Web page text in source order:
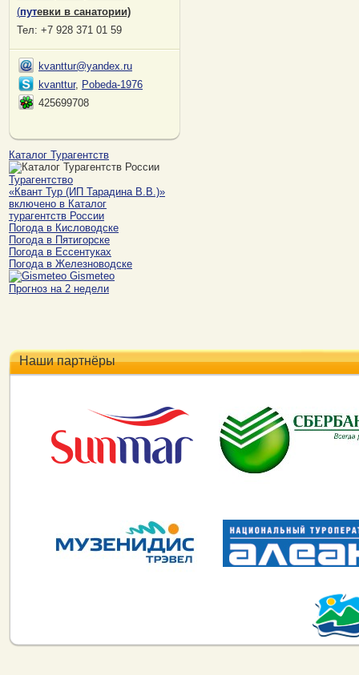
(путевки в санатории)
Тел: +7 928 371 01 59
kvanttur@yandex.ru
kvanttur, Pobeda-1976
425699708
Каталог Турагентств
Турагентство
«Квант Тур (ИП Тарадина В.В.)»
включено в Каталог
турагентств России
Погода в Кисловодске
Погода в Пятигорске
Погода в Ессентуках
Погода в Железноводске
Gismeteo
Прогноз на 2 недели
Наши партнёры